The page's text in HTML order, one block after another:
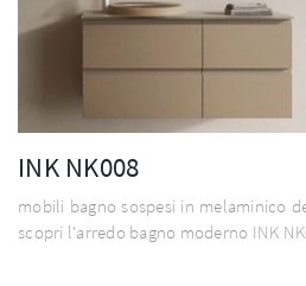
INK NK008
mobili bagno sospesi in melaminico
scopri l'arredo bagno moderno INK